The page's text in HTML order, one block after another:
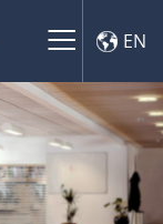
×
EN